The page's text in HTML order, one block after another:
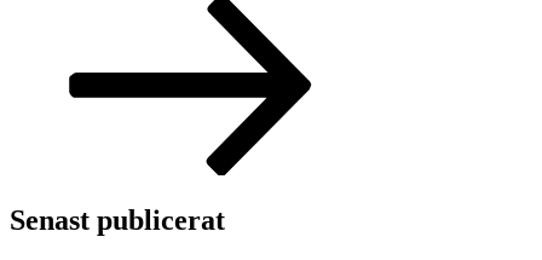
Senast publicerat